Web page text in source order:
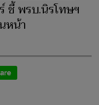
ชี้ พรบ.นิรโทษฯ
หน้า